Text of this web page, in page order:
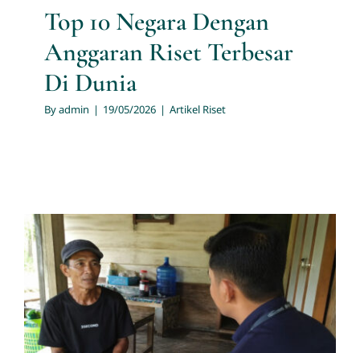
Top 10 Negara Dengan
Anggaran Riset Terbesar
Di Dunia
Byadmin | 19/05/2026 | Artikel Riset
In-depth interview
(wawancara mendalam)